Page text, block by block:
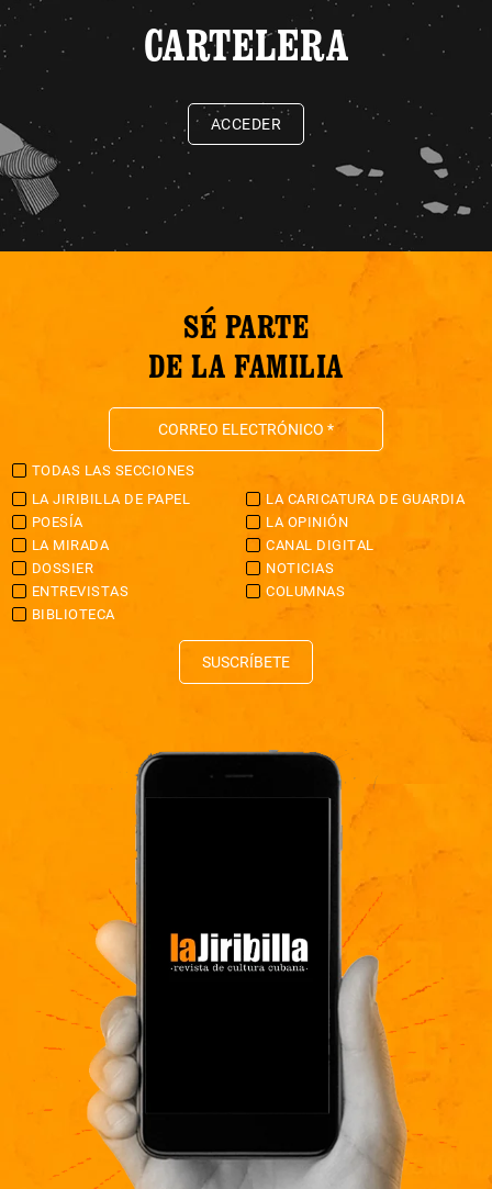
CARTELERA
ACCEDER
SÉ PARTE
DE LA FAMILIA
TODAS LAS SECCIONES
LA JIRIBILLA DE PAPEL
LA CARICATURA DE GUARDIA
POESÍA
LA OPINIÓN
LA MIRADA
CANAL DIGITAL
DOSSIER
NOTICIAS
ENTREVISTAS
COLUMNAS
BIBLIOTECA
SUSCRÍBETE